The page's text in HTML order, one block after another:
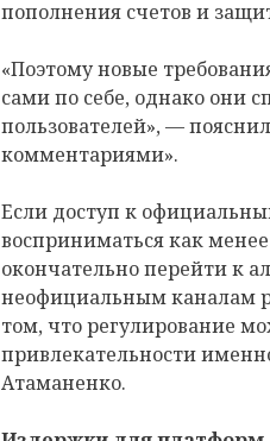
пополнения счетов и
«Поэтому новые
сами по себе, однако они
пользователей», —
комментариями».
Если доступ к
восприниматься как
окончательно перейти к
неофициальным каналам
том, что регулирование
привлекательности
Атаманенко.